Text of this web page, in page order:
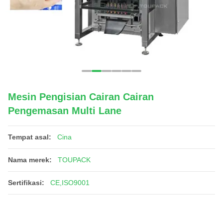
Mesin Pengisian Cairan Cairan
Pengemasan Multi Lane
Tempat asal: Cina
Nama merek: TOUPACK
Sertifikasi: CE,ISO9001